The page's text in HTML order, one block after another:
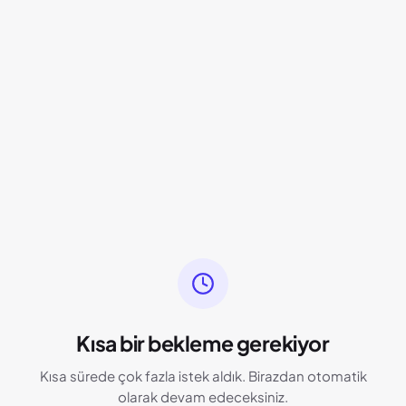
Kısa bir bekleme gerekiyor
Kısa sürede çok fazla istek aldık. Birazdan otomatik
olarak devam edeceksiniz.